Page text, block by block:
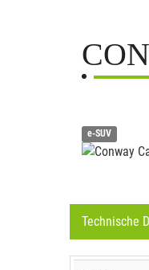
e-SUV
Technische